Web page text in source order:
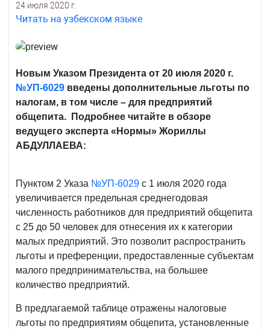
24 июля 2020 г.
Читать на узбекском языке
Новым Указом Президента от 20 июля 2020 г.
№УП-6029 введены дополнительные льготы по
налогам, в том числе – для предприятий
общепита. Подробнее читайте в обзоре
ведущего эксперта «Нормы» Жориллы
АБДУЛЛАЕВА:
Пунктом 2 Указа №УП-6029 с 1 июля 2020 года
увеличивается предельная среднегодовая
численность работников для предприятий общепита
с 25 до 50 человек для отнесения их к категории
малых предприятий. Это позволит распространить
льготы и преференции, предоставленные субъектам
малого предпринимательства, на большее
количество предприятий.
В предлагаемой таблице отражены налоговые
льготы по предприятиям общепита, установленные